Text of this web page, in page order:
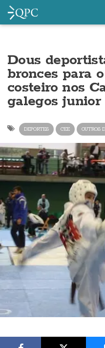
Dous
bronces para
costeiro nos
galegos junior
DEPORTES CEE OUTROS